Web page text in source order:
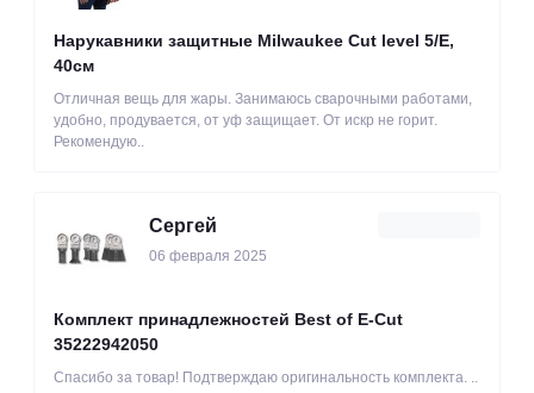
Нарукавники защитные Milwaukee Cut level 5/Е,
40см
Отличная вещь для жары. Занимаюсь сварочными работами,
удобно, продувается, от уф защищает. От искр не горит.
Рекомендую..
Сергей
06 февраля 2025
Комплект принадлежностей Best of E-Cut
35222942050
Спасибо за товар! Подтверждаю оригинальность комплекта. ..